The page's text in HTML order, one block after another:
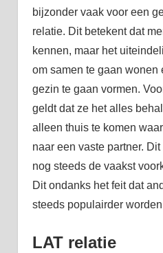
bijzonder vaak voor een
relatie. Dit betekent dat
kennen, maar het
om samen te gaan wonen
gezin te gaan vormen.
geldt dat ze het alles
alleen thuis te komen
naar een vaste partner.
nog steeds de vaakst
Dit ondanks het feit dat
steeds populairder
LAT relatie